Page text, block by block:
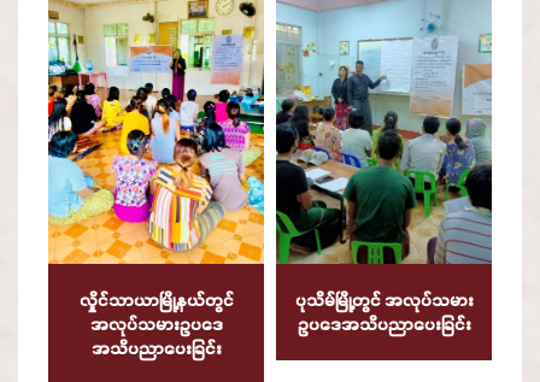
လှိုင်သာယာမြို့နယ်တွင်
အလုပ်သမားဥပဒေ
အသိပညာပေးခြင်း
ပုသိမ်မြို့တွင် အလုပ်သမား
ဥပဒေအသိပညာပေးခြင်း